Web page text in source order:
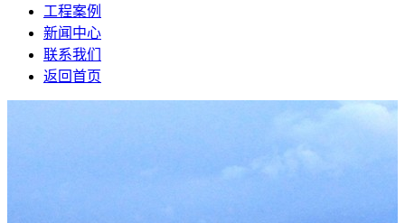
工程案例
新闻中心
联系我们
返回首页